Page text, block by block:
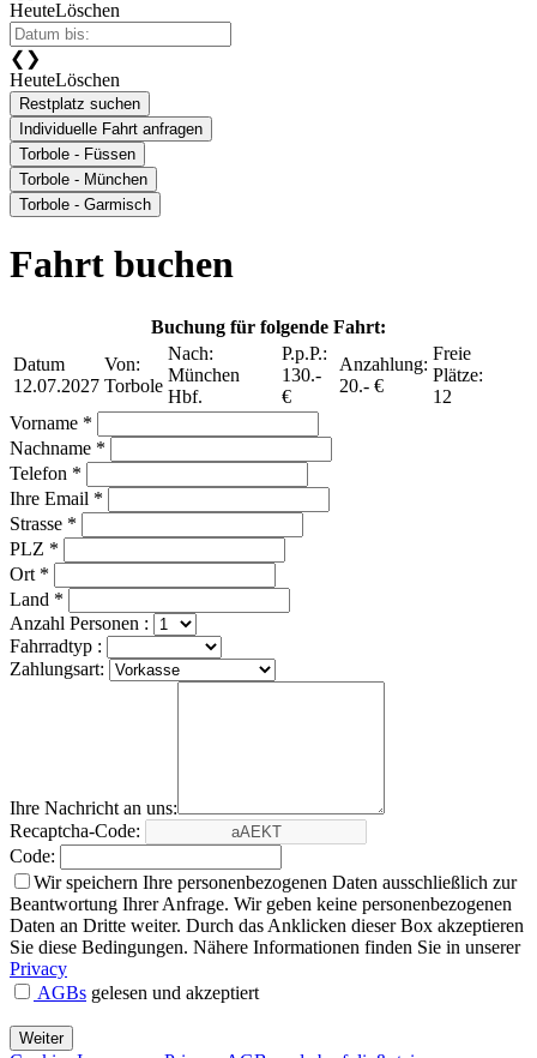
HeuteLöschen
❮ ❯
HeuteLöschen
Restplatz suchen
Individuelle Fahrt anfragen
Torbole - Füssen
Torbole - München
Torbole - Garmisch
Fahrt buchen
Buchung für folgende Fahrt:
Datum
12.07.2027
Von:
Torbole
Nach:
München
Hbf.
P.p.P.:
130.-
€
Anzahlung:
20.- €
Freie
Plätze:
12
Vorname *
Nachname *
Telefon *
Ihre Email *
Strasse *
PLZ *
Ort *
Land *
Anzahl Personen :
Fahrradtyp :
Zahlungsart:
Ihre Nachricht an uns:
Recaptcha-Code:
Code:
Wir speichern Ihre personenbezogenen Daten ausschließlich zur
Beantwortung Ihrer Anfrage. Wir geben keine personenbezogenen
Daten an Dritte weiter. Durch das Anklicken dieser Box akzeptieren
Sie diese Bedingungen. Nähere Informationen finden Sie in unserer
Privacy
AGBs gelesen und akzeptiert